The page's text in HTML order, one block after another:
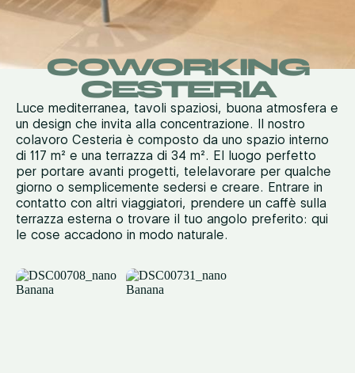
COWORKING
CESTERIA
Luce mediterranea, tavoli spaziosi, buona atmosfera e
un design che invita alla concentrazione. Il nostro
colavoro Cesteria è composto da uno spazio interno
di 117 m² e una terrazza di 34 m². El luogo perfetto
per portare avanti progetti, telelavorare per qualche
giorno o semplicemente sedersi e creare. Entrare in
contatto con altri viaggiatori, prendere un caffè sulla
terrazza esterna o trovare il tuo angolo preferito: qui
le cose accadono in modo naturale.